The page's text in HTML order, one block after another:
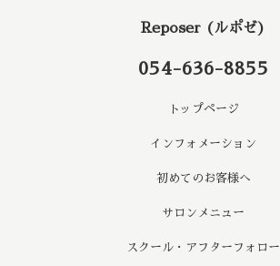
Reposer (ルポゼ)
054-636-8855
トップページ
インフォメーション
初めてのお客様へ
サロンメニュー
スクール・アフターフォロー